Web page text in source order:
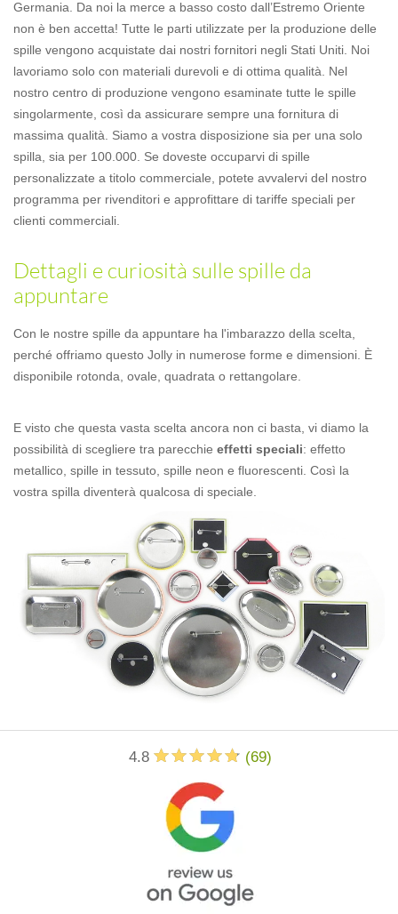
Germania. Da noi la merce a basso costo dall’Estremo Oriente
non è ben accetta! Tutte le parti utilizzate per la produzione delle
spille vengono acquistate dai nostri fornitori negli Stati Uniti. Noi
lavoriamo solo con materiali durevoli e di ottima qualità. Nel
nostro centro di produzione vengono esaminate tutte le spille
singolarmente, così da assicurare sempre una fornitura di
massima qualità. Siamo a vostra disposizione sia per una solo
spilla, sia per 100.000. Se doveste occuparvi di spille
personalizzate a titolo commerciale, potete avvalervi del nostro
programma per rivenditori e approfittare di tariffe speciali per
clienti commerciali.
Dettagli e curiosità sulle spille da
appuntare
Con le nostre spille da appuntare ha l'imbarazzo della scelta,
perché offriamo questo Jolly in numerose forme e dimensioni. È
disponibile rotonda, ovale, quadrata o rettangolare.
E visto che questa vasta scelta ancora non ci basta, vi diamo la
possibilità di scegliere tra parecchie effetti speciali: effetto
metallico, spille in tessuto, spille neon e fluorescenti. Così la
vostra spilla diventerà qualcosa di speciale.
4.8 (69)